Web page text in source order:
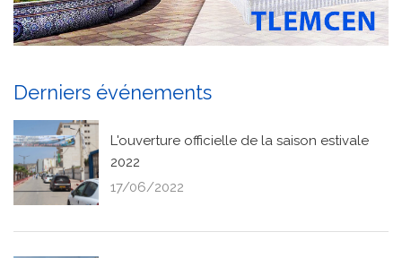
Derniers événements
L'ouverture officielle de la saison estivale
2022
17/06/2022